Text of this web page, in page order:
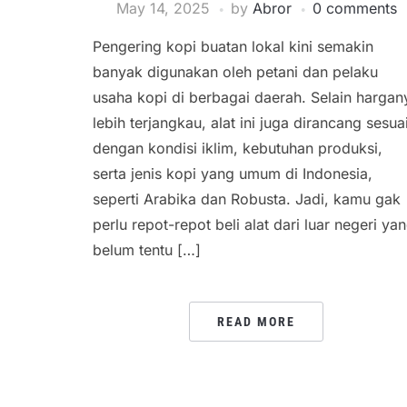
May 14, 2025 by Abror 0 comments
Pengering kopi buatan lokal kini semakin
banyak digunakan oleh petani dan pelaku
usaha kopi di berbagai daerah. Selain
lebih terjangkau, alat ini juga dirancang sesuai
dengan kondisi iklim, kebutuhan produksi,
serta jenis kopi yang umum di Indonesia,
seperti Arabika dan Robusta. Jadi, kamu gak
perlu repot-repot beli alat dari luar negeri
belum tentu […]
READ MORE